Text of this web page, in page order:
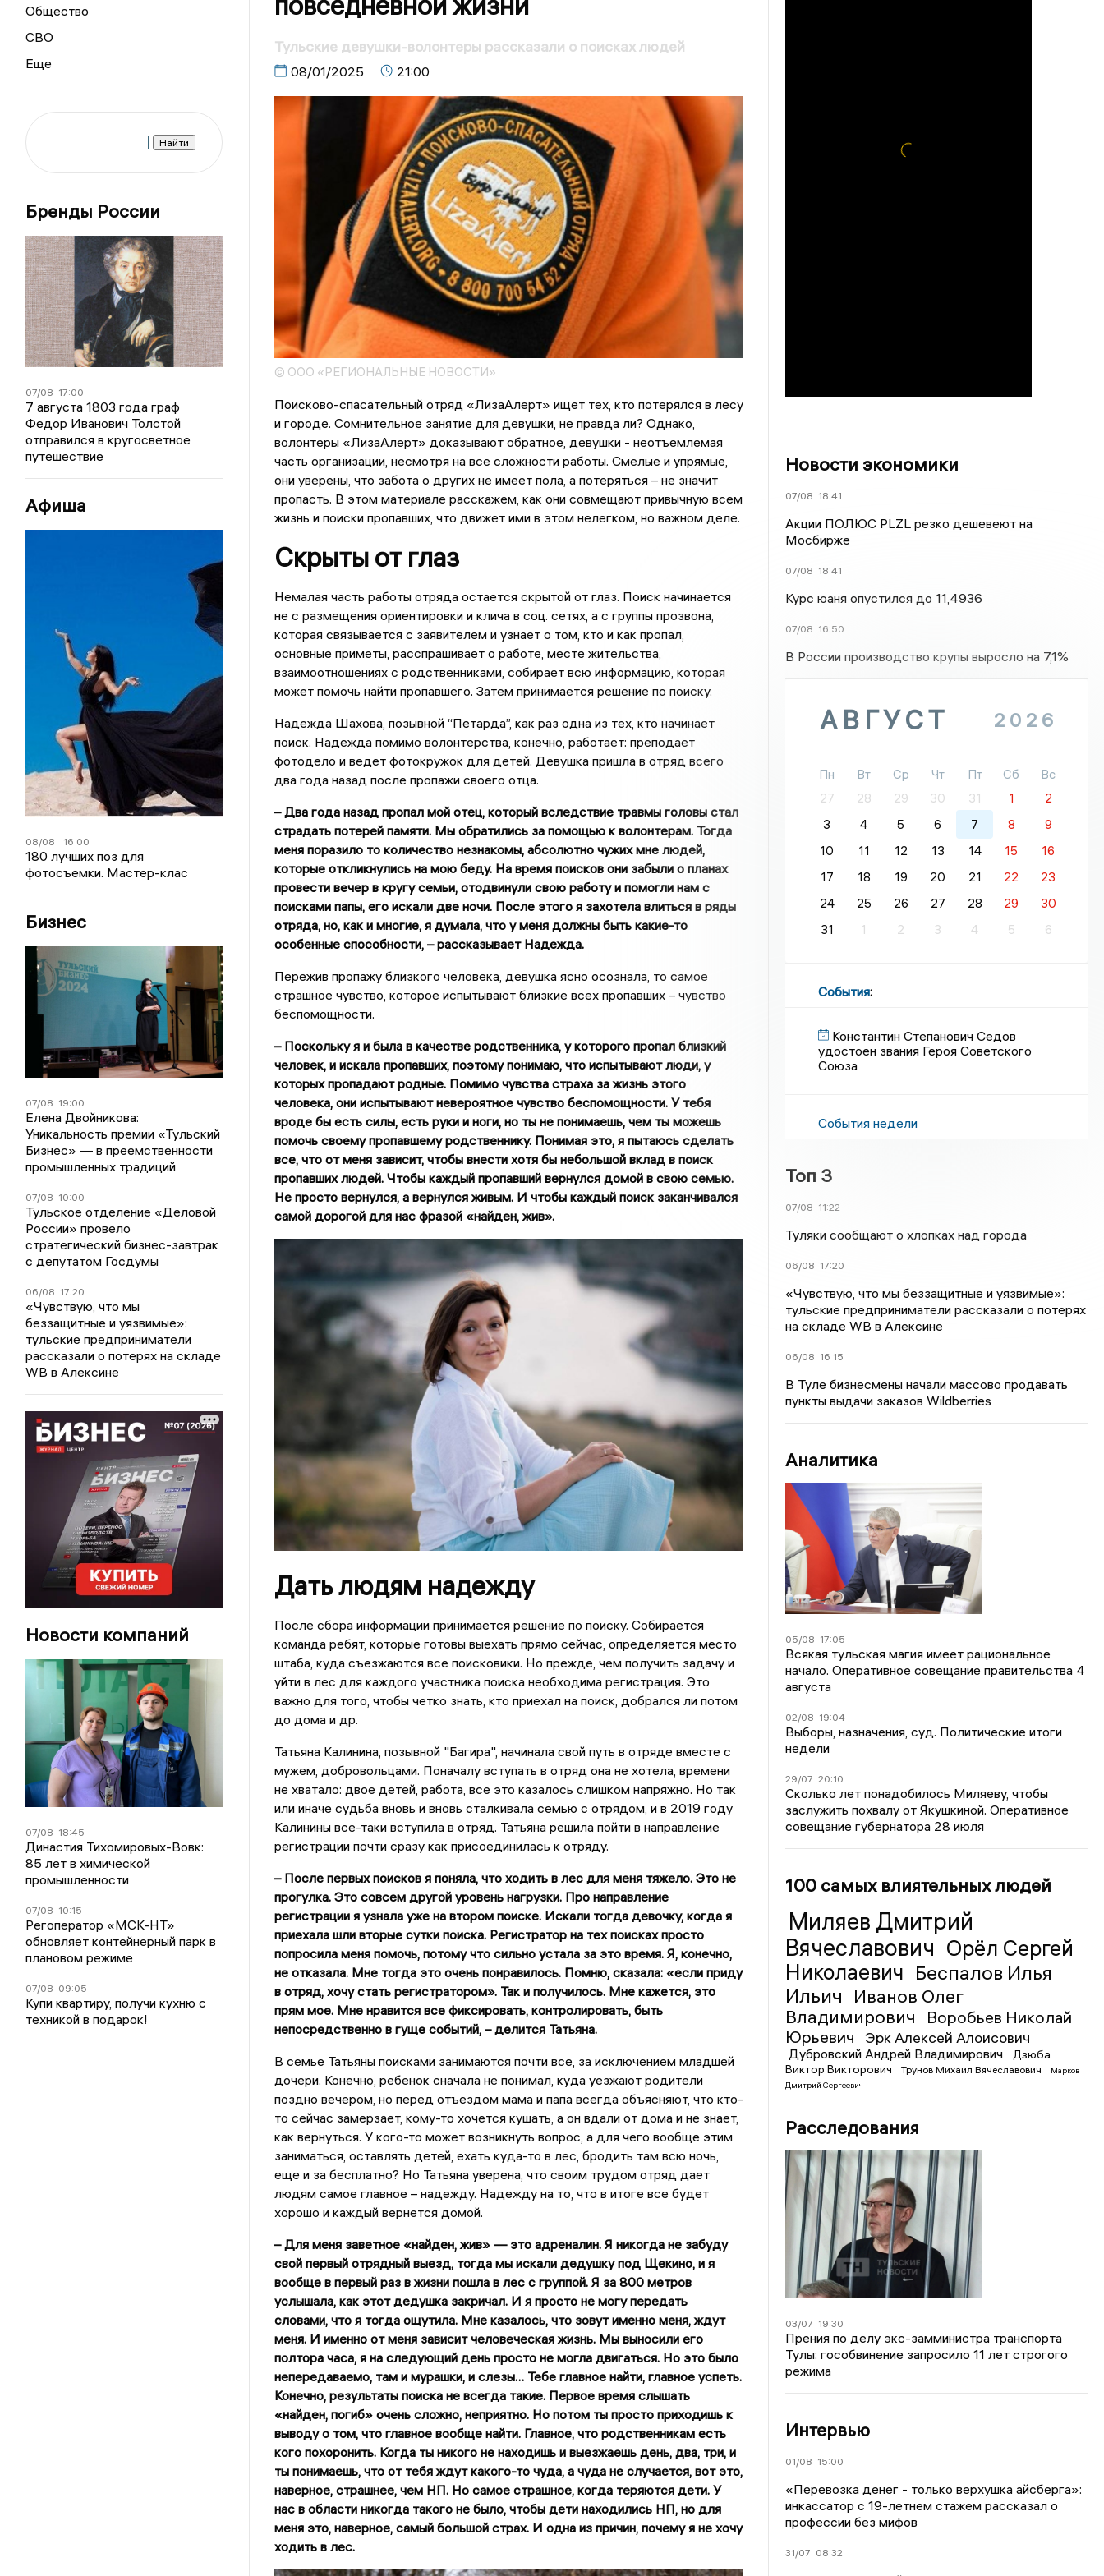
Общество
СВО
Бренды России
07/08 17:00
7 августа 1803 года граф
Федор Иванович Толстой
отправился в кругосветное
путешествие
Афиша
08/08 16:00
180 лучших поз для
фотосъемки. Мастер-клас
Бизнес
07/08 19:00
Елена Двойникова:
Уникальность премии «Тульский
Бизнес» — в преемственности
промышленных традиций
07/08 10:00
Тульское отделение «Деловой
России» провело
стратегический бизнес-завтрак
с депутатом Госдумы
06/08 17:20
«Чувствую, что мы
беззащитные и уязвимые»:
тульские предприниматели
рассказали о потерях на складе
WB в Алексине
Новости компаний
07/08 18:45
Династия Тихомировых-Вовк:
85 лет в химической
промышленности
07/08 10:15
Регоператор «МСК-НТ»
обновляет контейнерный парк в
плановом режиме
07/08 09:05
Купи квартиру, получи кухню с
техникой в подарок!
Тульские девушки-волонтеры рассказали о поисках людей
08/01/2025 21:00
© ООО «РЕГИОНАЛЬНЫЕ НОВОСТИ»
Поисково-спасательный отряд «ЛизаАлерт» ищет тех, кто потерялся в лесу
и городе. Сомнительное занятие для девушки, не правда ли? Однако,
волонтеры «ЛизаАлерт» доказывают обратное, девушки - неотъемлемая
часть организации, несмотря на все сложности работы. Смелые и упрямые,
они уверены, что забота о других не имеет пола, а потеряться – не значит
пропасть. В этом материале расскажем, как они совмещают привычную всем
жизнь и поиски пропавших, что движет ими в этом нелегком, но важном деле.
Скрыты от глаз
Немалая часть работы отряда остается скрытой от глаз. Поиск начинается
не с размещения ориентировки и клича в соц. сетях, а с группы прозвона,
которая связывается с заявителем и узнает о том, кто и как пропал,
основные приметы, расспрашивает о работе, месте жительства,
взаимоотношениях с родственниками, собирает всю информацию, которая
может помочь найти пропавшего. Затем принимается решение по поиску.
Надежда Шахова, позывной “Петарда”, как раз одна из тех, кто начинает
поиск. Надежда помимо волонтерства, конечно, работает: преподает
фотодело и ведет фотокружок для детей. Девушка пришла в отряд всего
два года назад после пропажи своего отца.
– Два года назад пропал мой отец, который вследствие травмы головы стал
страдать потерей памяти. Мы обратились за помощью к волонтерам. Тогда
меня поразило то количество незнакомы, абсолютно чужих мне людей,
которые откликнулись на мою беду. На время поисков они забыли о планах
провести вечер в кругу семьи, отодвинули свою работу и помогли нам с
поисками папы, его искали две ночи. После этого я захотела влиться в ряды
отряда, но, как и многие, я думала, что у меня должны быть какие-то
особенные способности, – рассказывает Надежда.
Пережив пропажу близкого человека, девушка ясно осознала, то самое
страшное чувство, которое испытывают близкие всех пропавших – чувство
беспомощности.
– Поскольку я и была в качестве родственника, у которого пропал близкий
человек, и искала пропавших, поэтому понимаю, что испытывают люди, у
которых пропадают родные. Помимо чувства страха за жизнь этого
человека, они испытывают невероятное чувство беспомощности. У тебя
вроде бы есть силы, есть руки и ноги, но ты не понимаешь, чем ты можешь
помочь своему пропавшему родственнику. Понимая это, я пытаюсь сделать
все, что от меня зависит, чтобы внести хотя бы небольшой вклад в поиск
пропавших людей. Чтобы каждый пропавший вернулся домой в свою семью.
Не просто вернулся, а вернулся живым. И чтобы каждый поиск заканчивался
самой дорогой для нас фразой «найден, жив».
Дать людям надежду
После сбора информации принимается решение по поиску. Собирается
команда ребят, которые готовы выехать прямо сейчас, определяется место
штаба, куда съезжаются все поисковики. Но прежде, чем получить задачу и
уйти в лес для каждого участника поиска необходима регистрация. Это
важно для того, чтобы четко знать, кто приехал на поиск, добрался ли потом
до дома и др.
Татьяна Калинина, позывной "Багира", начинала свой путь в отряде вместе с
мужем, добровольцами. Поначалу вступать в отряд она не хотела, времени
не хватало: двое детей, работа, все это казалось слишком напряжно. Но так
или иначе судьба вновь и вновь сталкивала семью с отрядом, и в 2019 году
Калинины все-таки вступила в отряд. Татьяна решила пойти в направление
регистрации почти сразу как присоединилась к отряду.
– После первых поисков я поняла, что ходить в лес для меня тяжело. Это не
прогулка. Это совсем другой уровень нагрузки. Про направление
регистрации я узнала уже на втором поиске. Искали тогда девочку, когда я
приехала шли вторые сутки поиска. Регистратор на тех поисках просто
попросила меня помочь, потому что сильно устала за это время. Я, конечно,
не отказала. Мне тогда это очень понравилось. Помню, сказала: «если приду
в отряд, хочу стать регистратором». Так и получилось. Мне кажется, это
прям мое. Мне нравится все фиксировать, контролировать, быть
непосредственно в гуще событий, – делится Татьяна.
В семье Татьяны поисками занимаются почти все, за исключением младшей
дочери. Конечно, ребенок сначала не понимал, куда уезжают родители
поздно вечером, но перед отъездом мама и папа всегда объясняют, что кто-
то сейчас замерзает, кому-то хочется кушать, а он вдали от дома и не знает,
как вернуться. У кого-то может возникнуть вопрос, а для чего вообще этим
заниматься, оставлять детей, ехать куда-то в лес, бродить там всю ночь,
еще и за бесплатно? Но Татьяна уверена, что своим трудом отряд дает
людям самое главное – надежду. Надежду на то, что в итоге все будет
хорошо и каждый вернется домой.
– Для меня заветное «найден, жив» — это адреналин. Я никогда не забуду
свой первый отрядный выезд, тогда мы искали дедушку под Щекино, и я
вообще в первый раз в жизни пошла в лес с группой. Я за 800 метров
услышала, как этот дедушка закричал. И я просто не могу передать
словами, что я тогда ощутила. Мне казалось, что зовут именно меня, ждут
меня. И именно от меня зависит человеческая жизнь. Мы выносили его
полтора часа, я на следующий день просто не могла двигаться. Но это было
непередаваемо, там и мурашки, и слезы… Тебе главное найти, главное успеть.
Конечно, результаты поиска не всегда такие. Первое время слышать
«найден, погиб» очень сложно, неприятно. Но потом ты просто приходишь к
выводу о том, что главное вообще найти. Главное, что родственникам есть
кого похоронить. Когда ты никого не находишь и выезжаешь день, два, три, и
ты понимаешь, что от тебя ждут какого-то чуда, а чуда не случается, вот это,
наверное, страшнее, чем НП. Но самое страшное, когда теряются дети. У
нас в области никогда такого не было, чтобы дети находились НП, но для
меня это, наверное, самый большой страх. И одна из причин, почему я не хочу
ходить в лес.
Новости экономики
07/08 18:41
Акции ПОЛЮС PLZL резко дешевеют на
Мосбирже
07/08 18:41
Курс юаня опустился до 11,4936
07/08 16:50
В России производство крупы выросло на 7,1%
АВГУСТ 2026
Пн Вт Ср Чт Пт Сб
Вс
27
28 29 30 31 1
2
3
4 5 6 7 8
9
10
11 12 13 14 15
16
17
18 19 20 21 22
23
24
25 26 27 28 29
30
31
1 2 3 4 5 6
События:
Константин Степанович Седов
удостоен звания Героя Советского
Союза
События недели
Топ 3
07/08 11:22
Туляки сообщают о хлопках над города
06/08 17:20
«Чувствую, что мы беззащитные и уязвимые»:
тульские предприниматели рассказали о потерях
на складе WB в Алексине
06/08 16:15
В Туле бизнесмены начали массово продавать
пункты выдачи заказов Wildberries
Аналитика
05/08 17:05
Всякая тульская магия имеет рациональное
начало. Оперативное совещание правительства 4
августа
02/08 19:04
Выборы, назначения, суд. Политические итоги
недели
29/07 20:10
Сколько лет понадобилось Миляеву, чтобы
заслужить похвалу от Якушкиной. Оперативное
совещание губернатора 28 июля
100 самых влиятельных людей
Миляев Дмитрий
Вячеславович Орёл Сергей
Николаевич Беспалов Илья
Ильич
Иванов Олег
Владимирович
Воробьев Николай
Юрьевич
Эрк Алексей Алоисович
Дубровский Андрей Владимирович
Дзюба
Виктор Викторович
Трунов Михаил Вячеславович
Марков
Дмитрий Сергеевич
Расследования
03/07 19:30
Прения по делу экс-замминистра транспорта
Тулы: гособвинение запросило 11 лет строгого
режима
Интервью
01/08 15:00
«Перевозка денег - только верхушка айсберга»:
инкассатор с 19-летнем стажем рассказал о
профессии без мифов
31/07 08:32